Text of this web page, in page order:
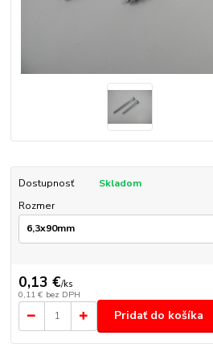
Dostupnosť
Skladom
Rozmer
0,13 €/ks
0,11 € bez DPH
Pridať do košíka